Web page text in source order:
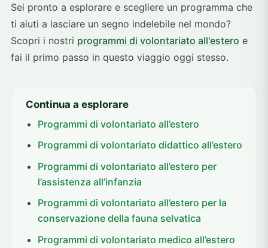
Sei pronto a esplorare e scegliere un programma che
ti aiuti a lasciare un segno indelebile nel mondo?
Scopri i nostri programmi di volontariato all'estero e
fai il primo passo in questo viaggio oggi stesso.
Continua a esplorare
Programmi di volontariato all’estero
Programmi di volontariato didattico all’estero
Programmi di volontariato all’estero per
l’assistenza all’infanzia
Programmi di volontariato all’estero per la
conservazione della fauna selvatica
Programmi di volontariato medico all’estero